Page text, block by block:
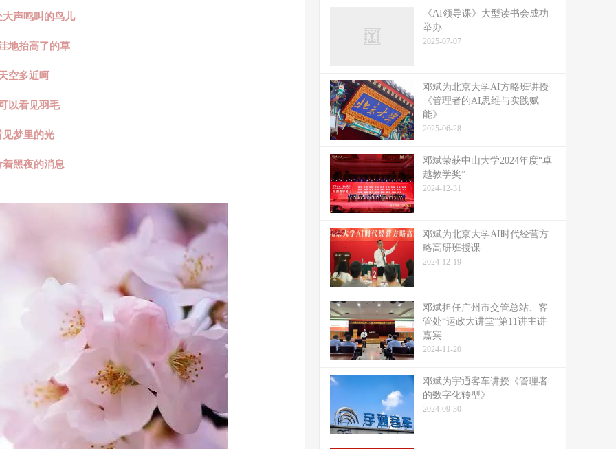
大声鸣叫的鸟儿
地抬高了的草
空多近呵
以看见羽毛
见梦里的光
着黑夜的消息
《AI领导课》大型读书会成功
举办
2025-07-07
邓斌为北京大学AI方略班讲授
《管理者的AI思维与实践赋
能》
2025-06-28
邓斌荣获中山大学2024年度“卓
越教学奖”
2024-12-31
邓斌为北京大学AI时代经营方
略高研班授课
2024-12-19
邓斌担任广州市交管总站、客
管处“运政大讲堂”第11讲主讲
嘉宾
2024-11-20
邓斌为宇通客车讲授《管理者
的数字化转型》
2024-09-30